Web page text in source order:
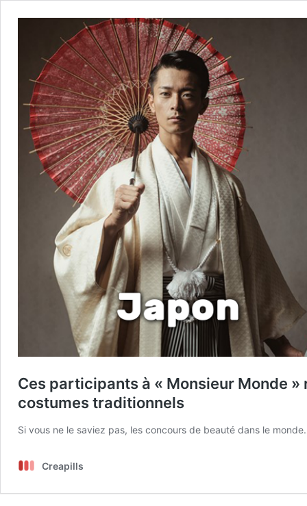
Ces participants à « Monsieur Monde
costumes traditionnels
Si vous ne le saviez pas, les concours de beauté dans le
Creapills